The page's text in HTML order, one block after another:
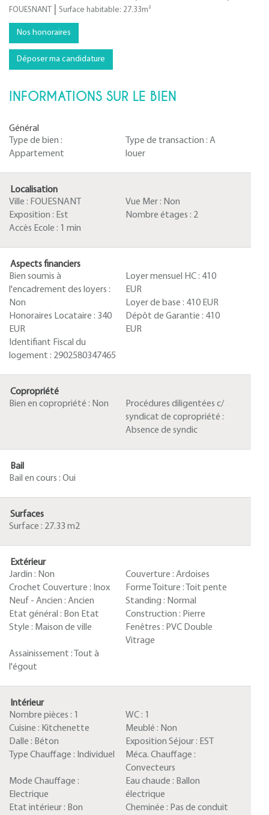
FOUESNANT
Surface habitable: 27.33m²
Nos honoraires
Déposer ma candidature
INFORMATIONS SUR LE BIEN
Général
Type de bien :
Appartement
Type de transaction : A
louer
Localisation
Ville : FOUESNANT Vue Mer : Non
Exposition : Est Nombre étages : 2
Accès Ecole : 1 min
Aspects financiers
Bien soumis à
l'encadrement des loyers :
Non
Loyer mensuel HC : 410
EUR
Loyer de base : 410 EUR
Honoraires Locataire : 340
EUR
Dépôt de Garantie : 410
EUR
Identifiant Fiscal du
logement : 2902580347465
Copropriété
Bien en copropriété : Non
Procédures diligentées c/
syndicat de copropriété :
Absence de syndic
Bail
Bail en cours : Oui
Surfaces
Surface : 27.33 m2
Extérieur
Jardin : Non Couverture : Ardoises
Crochet Couverture : Inox Forme Toiture :
Toit pente
Neuf - Ancien : Ancien Standing : Normal
Etat général : Bon Etat Construction : Pierre
Style : Maison de ville Fenêtres : PVC Double
Vitrage
Assainissement :
Tout à
l'égout
Intérieur
Nombre pièces : 1 WC : 1
Cuisine : Kitchenette Meublé : Non
Dalle : Béton Exposition Séjour : EST
Type Chauffage : Individuel
Méca. Chauffage :
Convecteurs
Mode Chauffage :
Electrique
Eau chaude : Ballon
électrique
Etat intérieur : Bon Cheminée : Pas de conduit